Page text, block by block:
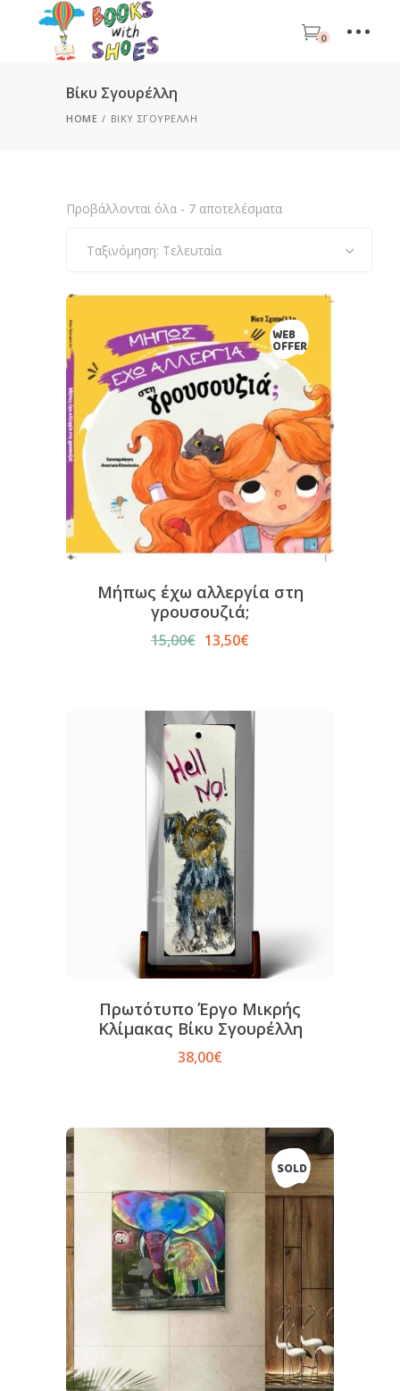
0
Βίκυ Σγουρέλλη
HOME ΒΊΚΥ ΣΓΟΥΡΈΛΛΗ
Προβάλλονται όλα - 7 αποτελέσματαby
Ταξινόμηση: Τελευταία
WEB
OFFER
Μήπως έχω αλλεργία στη
γρουσουζιά;
15,00€ Original
13,50€
Η
Πρωτότυπο Έργο Μικρής
Κλίμακας Βίκυ Σγουρέλλη
38,00€
SOLD